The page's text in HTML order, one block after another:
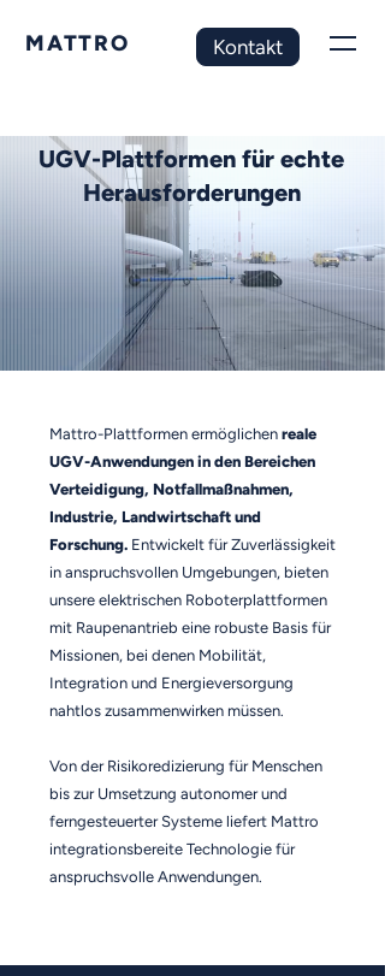
MATTRO Kontakt
UGV-Plattformen für echte
Herausforderungen
Mattro-Plattformen ermöglichen reale
UGV-Anwendungen in den Bereichen
Verteidigung, Notfallmaßnahmen,
Industrie, Landwirtschaft und
Forschung. Entwickelt für Zuverlässigkeit
in anspruchsvollen Umgebungen, bieten
unsere elektrischen Roboterplattformen
mit Raupenantrieb eine robuste Basis für
Missionen, bei denen Mobilität,
Integration und Energieversorgung
nahtlos zusammenwirken müssen.
Von der Risikoredizierung für Menschen
bis zur Umsetzung autonomer und
ferngesteuerter Systeme liefert Mattro
integrationsbereite Technologie für
anspruchsvolle Anwendungen.